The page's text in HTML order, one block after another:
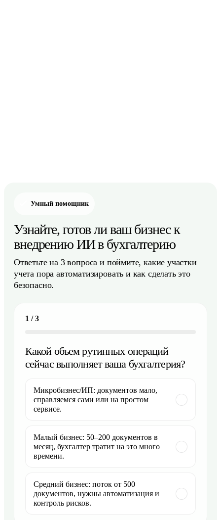
Умный помощник
Узнайте, готов ли ваш бизнес к
внедрению ИИ в бухгалтерию
Ответьте на 3 вопроса и поймите, какие участки
учета пора автоматизировать и как сделать это
безопасно.
1 /3
Какой объем рутинных операций
сейчас выполняет ваша бухгалтерия?
Микробизнес/ИП: документов мало,
справляемся сами или на простом
сервисе.
Малый бизнес: 50–200 документов в
месяц, бухгалтер тратит на это много
времени.
Средний бизнес: поток от 500
документов, нужны автоматизация и
контроль рисков.